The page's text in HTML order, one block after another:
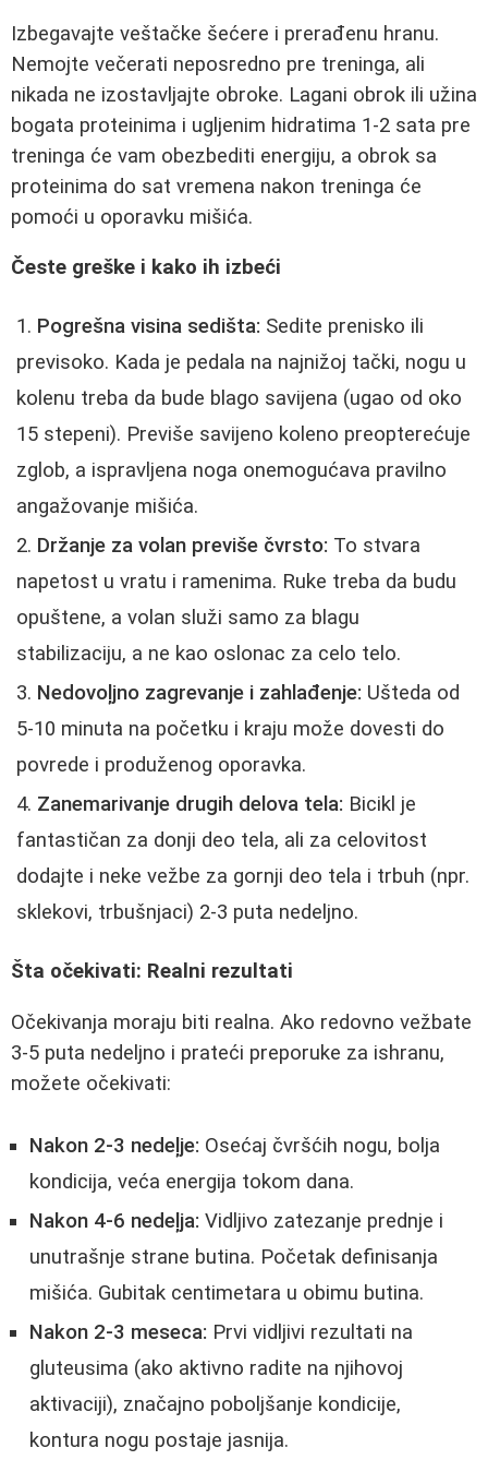
Izbegavajte veštačke šećere i prerađenu hranu.
Nemojte večerati neposredno pre treninga, ali
nikada ne izostavljajte obroke. Lagani obrok ili užina
bogata proteinima i ugljenim hidratima 1-2 sata pre
treninga će vam obezbediti energiju, a obrok sa
proteinima do sat vremena nakon treninga će
pomoći u oporavku mišića.
Česte greške i kako ih izbeći
Pogrešna visina sedišta: Sedite prenisko ili
previsoko. Kada je pedala na najnižoj tački, nogu u
kolenu treba da bude blago savijena (ugao od oko
15 stepeni). Previše savijeno koleno preopterećuje
zglob, a ispravljena noga onemogućava pravilno
angažovanje mišića.
Držanje za volan previše čvrsto: To stvara
napetost u vratu i ramenima. Ruke treba da budu
opuštene, a volan služi samo za blagu
stabilizaciju, a ne kao oslonac za celo telo.
Nedovoļjno zagrevanje i zahlađenje: Ušteda od
5-10 minuta na početku i kraju može dovesti do
povrede i produženog oporavka.
Zanemarivanje drugih delova tela: Bicikl je
fantastičan za donji deo tela, ali za celovitost
dodajte i neke vežbe za gornji deo tela i trbuh (npr.
sklekovi, trbušnjaci) 2-3 puta nedeljno.
Šta očekivati: Realni rezultati
Očekivanja moraju biti realna. Ako redovno vežbate
3-5 puta nedeljno i prateći preporuke za ishranu,
možete očekivati:
Nakon 2-3 nedeļje: Osećaj čvršćih nogu, bolja
kondicija, veća energija tokom dana.
Nakon 4-6 nedeļja: Vidljivo zatezanje prednje i
unutrašnje strane butina. Početak definisanja
mišića. Gubitak centimetara u obimu butina.
Nakon 2-3 meseca: Prvi vidljivi rezultati na
gluteusima (ako aktivno radite na njihovoj
aktivaciji), značajno poboljšanje kondicije,
kontura nogu postaje jasnija.